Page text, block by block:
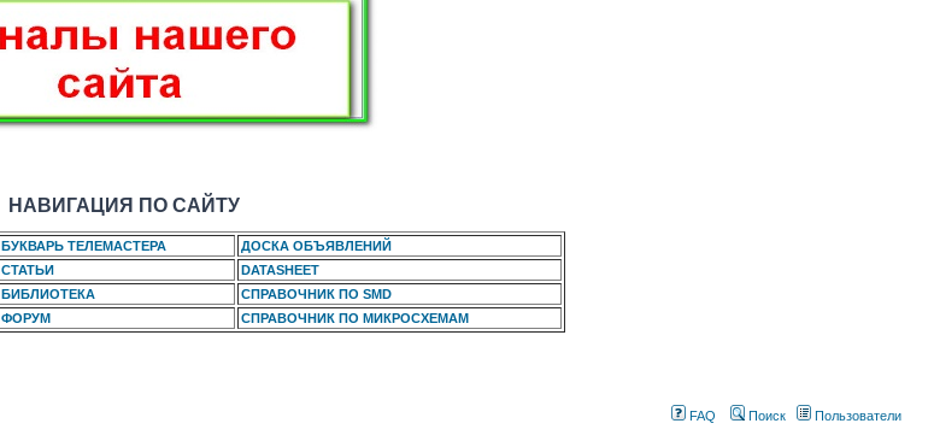
НАВИГАЦИЯ ПО САЙТУ
БУКВАРЬ ТЕЛЕМАСТЕРА
ДОСКА ОБЪЯВЛЕНИЙ
СТАТЬИ
DATASHEET
БИБЛИОТЕКА
СПРАВОЧНИК ПО SMD
ФОРУМ СПРАВОЧНИК ПО МИКРОСХЕМАМ
FAQ Поиск Пользователи